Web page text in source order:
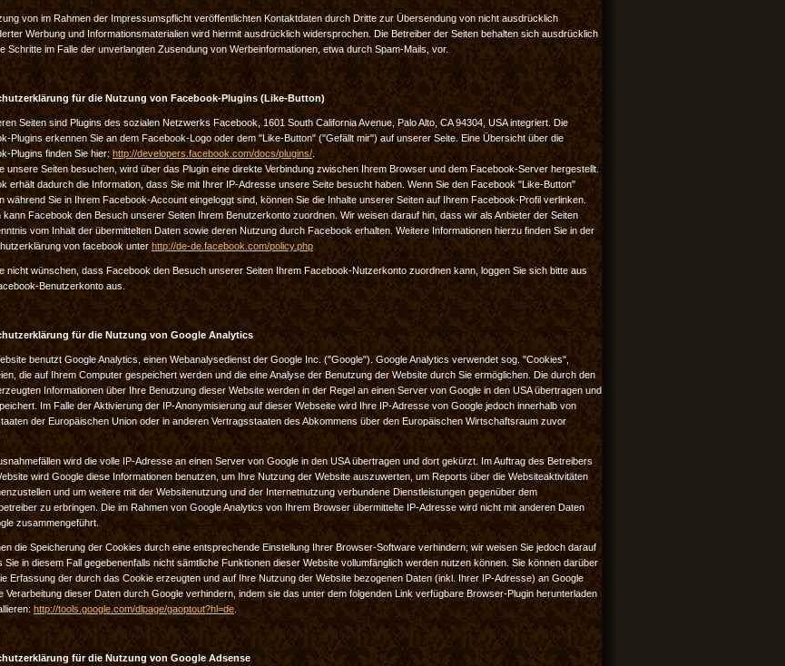
von im Rahmen der Impressumspflicht veröffentlichten Kontaktdaten durch Dritte zur Übersendung von nicht ausdrücklich
Werbung und Informationsmaterialien wird hiermit ausdrücklich widersprochen. Die Betreiber der Seiten behalten sich ausdrücklich
Schritte im Falle der unverlangten Zusendung von Werbeinformationen, etwa durch Spam-Mails, vor.
für die Nutzung von Facebook-Plugins (Like-Button)
Seiten sind Plugins des sozialen Netzwerks Facebook, 1601 South California Avenue, Palo Alto, CA 94304, USA integriert. Die
Plugins erkennen Sie an dem Facebook-Logo oder dem "Like-Button" ("Gefällt mir") auf unserer Seite. Eine Übersicht über die
Plugins finden Sie hier: http://developers.facebook.com/docs/plugins/.
unsere Seiten besuchen, wird über das Plugin eine direkte Verbindung zwischen Ihrem Browser und dem Facebook-Server hergestellt.
erhält dadurch die Information, dass Sie mit Ihrer IP-Adresse unsere Seite besucht haben. Wenn Sie den Facebook "Like-Button"
während Sie in Ihrem Facebook-Account eingeloggt sind, können Sie die Inhalte unserer Seiten auf Ihrem Facebook-Profil verlinken.
kann Facebook den Besuch unserer Seiten Ihrem Benutzerkonto zuordnen. Wir weisen darauf hin, dass wir als Anbieter der Seiten
vom Inhalt der übermittelten Daten sowie deren Nutzung durch Facebook erhalten. Weitere Informationen hierzu finden Sie in der
von facebook unterhttp://de-de.facebook.com/policy.php
nicht wünschen, dass Facebook den Besuch unserer Seiten Ihrem Facebook-Nutzerkonto zuordnen kann, loggen Sie sich bitte aus
Benutzerkonto aus.
für die Nutzung von Google Analytics
benutzt Google Analytics, einen Webanalysedienst der Google Inc. ("Google"). Google Analytics verwendet sog. "Cookies",
die auf Ihrem Computer gespeichert werden und die eine Analyse der Benutzung der Website durch Sie ermöglichen. Die durch den
Informationen über Ihre Benutzung dieser Website werden in der Regel an einen Server von Google in den USA übertragen und
Im Falle der Aktivierung der IP-Anonymisierung auf dieser Webseite wird Ihre IP-Adresse von Google jedoch innerhalb von
der Europäischen Union oder in anderen Vertragsstaaten des Abkommens über den Europäischen Wirtschaftsraum zuvor
wird die volle IP-Adresse an einen Server von Google in den USA übertragen und dort gekürzt. Im Auftrag des Betreibers
wird Google diese Informationen benutzen, um Ihre Nutzung der Website auszuwerten, um Reports über die Websiteaktivitäten
und um weitere mit der Websitenutzung und der Internetnutzung verbundene Dienstleistungen gegenüber dem
zu erbringen. Die im Rahmen von Google Analytics von Ihrem Browser übermittelte IP-Adresse wird nicht mit anderen Daten
zusammengeführt.
die Speicherung der Cookies durch eine entsprechende Einstellung Ihrer Browser-Software verhindern; wir weisen Sie jedoch darauf
Sie in diesem Fall gegebenenfalls nicht sämtliche Funktionen dieser Website vollumfänglich werden nutzen können. Sie können darüber
Erfassung der durch das Cookie erzeugten und auf Ihre Nutzung der Website bezogenen Daten (inkl. Ihrer IP-Adresse) an Google
Verarbeitung dieser Daten durch Google verhindern, indem sie das unter dem folgenden Link verfügbare Browser-Plugin herunterladen
http://tools.google.com/dlpage/gaoptout?hl=de.
für die Nutzung von Google Adsense